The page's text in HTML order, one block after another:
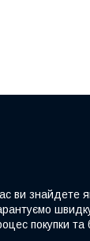
знайдете
покупки